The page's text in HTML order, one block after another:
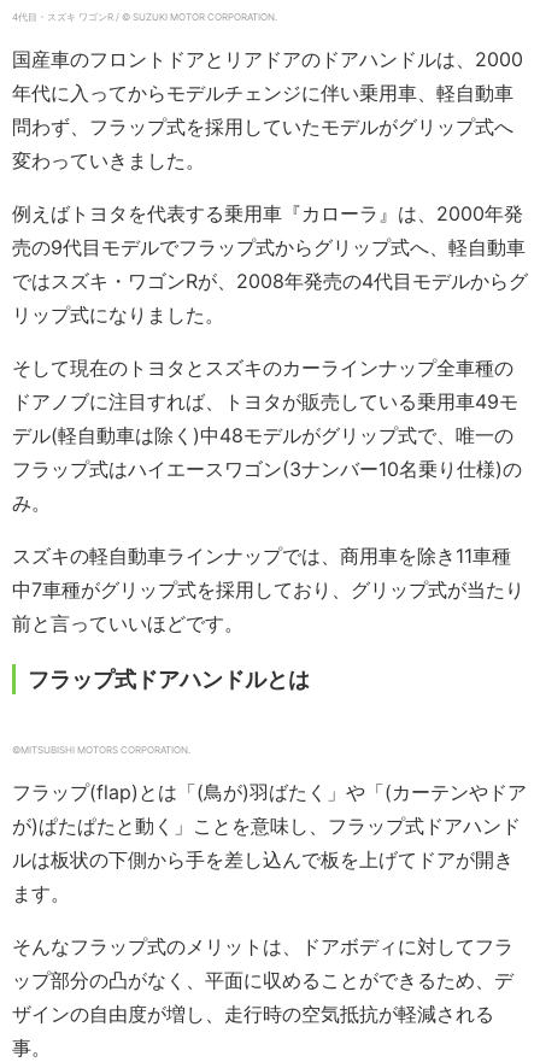
4代目・スズキ ワゴンR / © SUZUKI MOTOR CORPORATION.
国産車のフロントドアとリアドアのドアハンドルは、2000
年代に入ってからモデルチェンジに伴い乗用車、軽自動車
問わず、フラップ式を採用していたモデルがグリップ式へ
変わっていきました。
例えばトヨタを代表する乗用車『カローラ』は、2000年発
売の9代目モデルでフラップ式からグリップ式へ、軽自動車
ではスズキ・ワゴンRが、2008年発売の4代目モデルからグ
リップ式になりました。
そして現在のトヨタとスズキのカーラインナップ全車種の
ドアノブに注目すれば、トヨタが販売している乗用車49モ
デル(軽自動車は除く)中48モデルがグリップ式で、唯一の
フラップ式はハイエースワゴン(3ナンバー10名乗り仕様)の
み。
スズキの軽自動車ラインナップでは、商用車を除き11車種
中7車種がグリップ式を採用しており、グリップ式が当たり
前と言っていいほどです。
フラップ式ドアハンドルとは
©MITSUBISHI MOTORS CORPORATION.
フラップ(flap)とは「(鳥が)羽ばたく」や「(カーテンやドア
が)ぱたぱたと動く」ことを意味し、フラップ式ドアハンド
ルは板状の下側から手を差し込んで板を上げてドアが開き
ます。
そんなフラップ式のメリットは、ドアボディに対してフラ
ップ部分の凸がなく、平面に収めることができるため、デ
ザインの自由度が増し、走行時の空気抵抗が軽減される
事。